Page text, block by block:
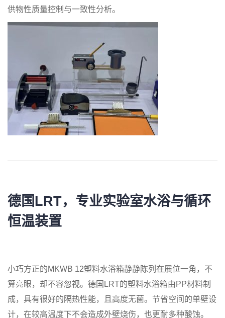
供物性质量控制与一致性分析。
德国LRT， 专业实验室水浴与循环
恒温装置
小巧方正的MKWB 12塑料水浴箱静静陈列在展位一角，不
算亮眼，却不容忽视。德国LRT的塑料水浴箱由PP材料制
成，具有很好的隔热性能，且高度无菌。节省空间的单壁设
计，在较高温度下不会造成外壁烧伤，也更耐多种酸蚀。